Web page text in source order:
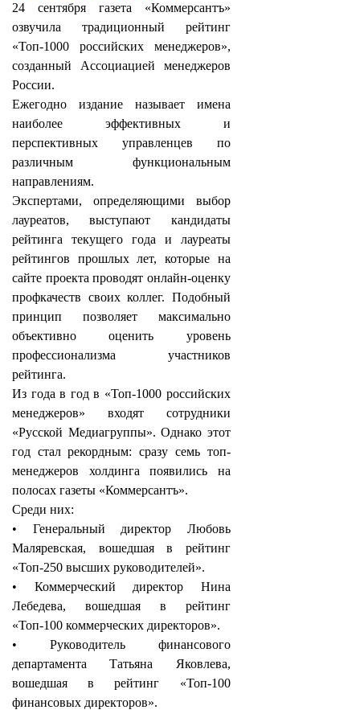
24 сентября газета «Коммерсантъ»
озвучила традиционный рейтинг
«Топ-1000 российских менеджеров»,
созданный Ассоциацией менеджеров
России.
Ежегодно издание называет имена
наиболее эффективных и
перспективных управленцев по
различным функциональным
направлениям.
Экспертами, определяющими выбор
лауреатов, выступают кандидаты
рейтинга текущего года и лауреаты
рейтингов прошлых лет, которые на
сайте проекта проводят онлайн-оценку
профкачеств своих коллег. Подобный
принцип позволяет максимально
объективно оценить уровень
профессионализма участников
рейтинга.
Из года в год в «Топ-1000 российских
менеджеров» входят сотрудники
«Русской Медиагруппы». Однако этот
год стал рекордным: сразу семь топ-
менеджеров холдинга появились на
полосах газеты «Коммерсантъ».
Среди них:
• Генеральный директор Любовь
Маляревская, вошедшая в рейтинг
«Топ-250 высших руководителей».
• Коммерческий директор Нина
Лебедева, вошедшая в рейтинг
«Топ-100 коммерческих директоров».
• Руководитель финансового
департамента Татьяна Яковлева,
вошедшая в рейтинг «Топ-100
финансовых директоров».